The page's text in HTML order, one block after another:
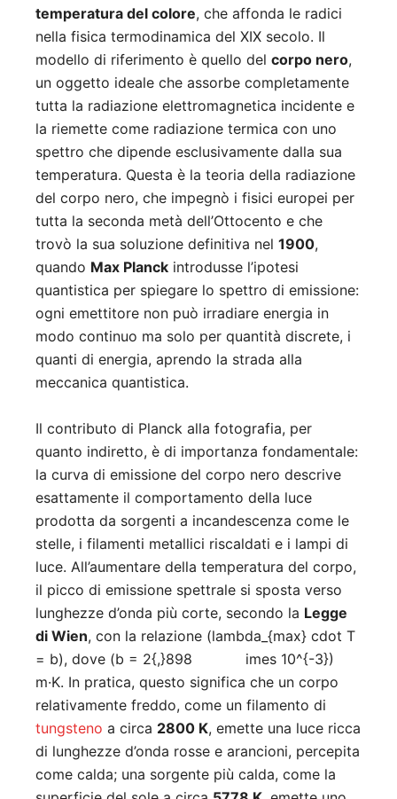
temperatura del colore, che affonda le radici
nella fisica termodinamica del XIX secolo. Il
modello di riferimento è quello del corpo nero,
un oggetto ideale che assorbe completamente
tutta la radiazione elettromagnetica incidente e
la riemette come radiazione termica con uno
spettro che dipende esclusivamente dalla sua
temperatura. Questa è la teoria della radiazione
del corpo nero, che impegnò i fisici europei per
tutta la seconda metà dell’Ottocento e che
trovò la sua soluzione definitiva nel 1900,
quando Max Planck introdusse l’ipotesi
quantistica per spiegare lo spettro di emissione:
ogni emettitore non può irradiare energia in
modo continuo ma solo per quantità discrete, i
quanti di energia, aprendo la strada alla
meccanica quantistica.
Il contributo di Planck alla fotografia, per
quanto indiretto, è di importanza fondamentale:
la curva di emissione del corpo nero descrive
esattamente il comportamento della luce
prodotta da sorgenti a incandescenza come le
stelle, i filamenti metallici riscaldati e i lampi di
luce. All’aumentare della temperatura del corpo,
il picco di emissione spettrale si sposta verso
lunghezze d’onda più corte, secondo la Legge
di Wien, con la relazione (lambda_{max} cdot T
= b), dove (b = 2{,}898 imes 10^{-3})
m·K. In pratica, questo significa che un corpo
relativamente freddo, come un filamento di
tungsteno a circa 2800 K, emette una luce ricca
di lunghezze d’onda rosse e arancioni, percepita
come calda; una sorgente più calda, come la